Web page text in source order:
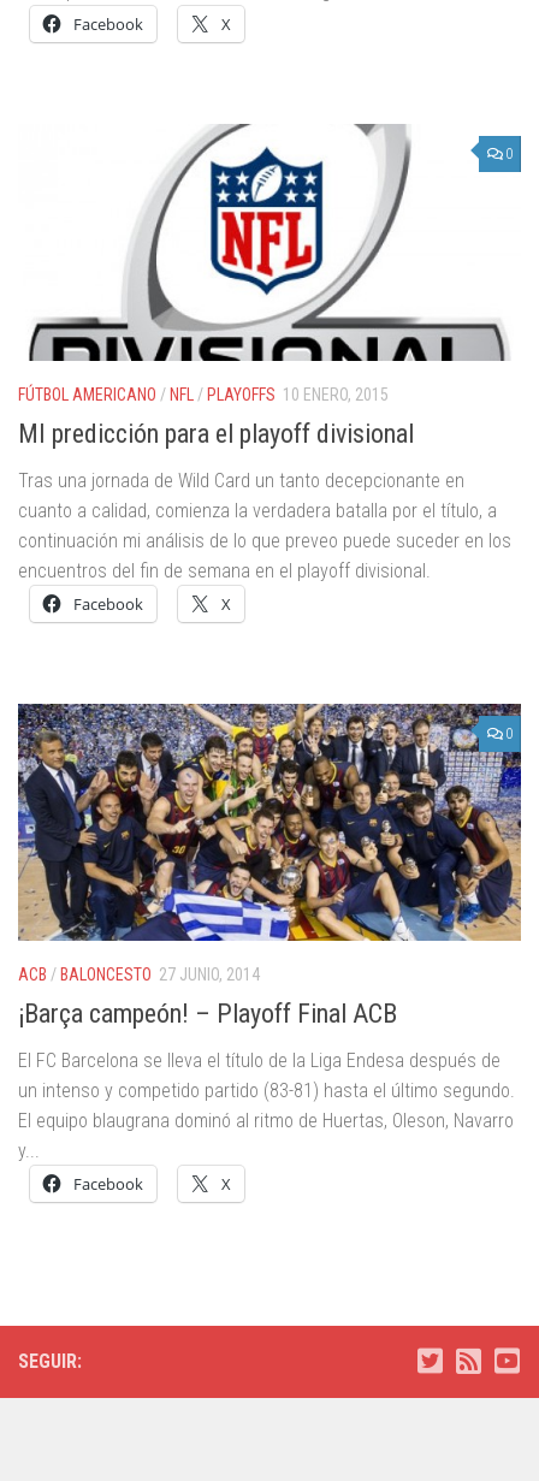
Facebook X
0
FÚTBOL AMERICANO / NFL / PLAYOFFS 10 ENERO, 2015
MI predicción para el playoff divisional
Tras una jornada de Wild Card un tanto decepcionante en
cuanto a calidad, comienza la verdadera batalla por el título, a
continuación mi análisis de lo que preveo puede suceder en los
encuentros del fin de semana en el playoff divisional.
Facebook X
0
ACB / BALONCESTO 27 JUNIO, 2014
¡Barça campeón! – Playoff Final ACB
El FC Barcelona se lleva el título de la Liga Endesa después de
un intenso y competido partido (83-81) hasta el último segundo.
El equipo blaugrana dominó al ritmo de Huertas, Oleson, Navarro
y...
Facebook X
SEGUIR: